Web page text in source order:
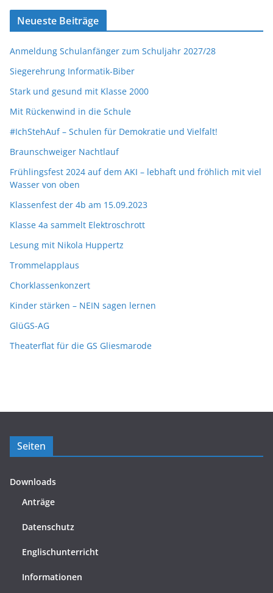
Neueste Beiträge
Anmeldung Schulanfänger zum Schuljahr 2027/28
Siegerehrung Informatik-Biber
Stark und gesund mit Klasse 2000
Mit Rückenwind in die Schule
#IchStehAuf – Schulen für Demokratie und Vielfalt!
Braunschweiger Nachtlauf
Frühlingsfest 2024 auf dem AKI – lebhaft und fröhlich mit viel
Wasser von oben
Klassenfest der 4b am 15.09.2023
Klasse 4a sammelt Elektroschrott
Lesung mit Nikola Huppertz
Trommelapplaus
Chorklassenkonzert
Kinder stärken – NEIN sagen lernen
GlüGS-AG
Theaterflat für die GS Gliesmarode
Seiten
Downloads
Anträge
Datenschutz
Englischunterricht
Informationen